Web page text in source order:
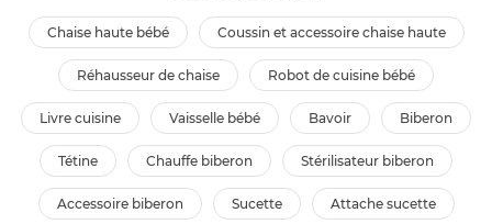
chaise haute bébé coussin et accessoire chaise haute
réhausseur de chaise robot de cuisine bébé
livre cuisine vaisselle bébé bavoir biberon
tétine chauffe biberon stérilisateur biberon
accessoire biberon sucette attache sucette